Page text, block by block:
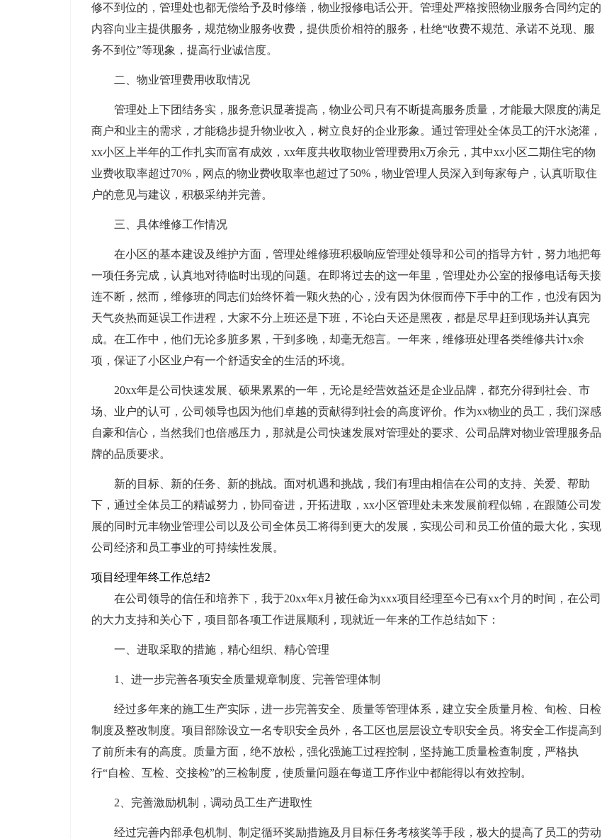
修不到位的，管理处也都无偿给予及时修缮，物业报修电话公开。管理处严格按照物业服务合同约定的
内容向业主提供服务，规范物业服务收费，提供质价相符的服务，杜绝“收费不规范、承诺不兑现、服
务不到位”等现象，提高行业诚信度。
二、物业管理费用收取情况
管理处上下团结务实，服务意识显著提高，物业公司只有不断提高服务质量，才能最大限度的满足
商户和业主的需求，才能稳步提升物业收入，树立良好的企业形象。通过管理处全体员工的汗水浇灌，
xx小区上半年的工作扎实而富有成效，xx年度共收取物业管理费用x万余元，其中xx小区二期住宅的物
业费收取率超过70%，网点的物业费收取率也超过了50%，物业管理人员深入到每家每户，认真听取住
户的意见与建议，积极采纳并完善。
三、具体维修工作情况
在小区的基本建设及维护方面，管理处维修班积极响应管理处领导和公司的指导方针，努力地把每
一项任务完成，认真地对待临时出现的问题。在即将过去的这一年里，管理处办公室的报修电话每天接
连不断，然而，维修班的同志们始终怀着一颗火热的心，没有因为休假而停下手中的工作，也没有因为
天气炎热而延误工作进程，大家不分上班还是下班，不论白天还是黑夜，都是尽早赶到现场并认真完
成。在工作中，他们无论多脏多累，干到多晚，却毫无怨言。一年来，维修班处理各类维修共计x余
项，保证了小区业户有一个舒适安全的生活的环境。
20xx年是公司快速发展、硕果累累的一年，无论是经营效益还是企业品牌，都充分得到社会、市
场、业户的认可，公司领导也因为他们卓越的贡献得到社会的高度评价。作为xx物业的员工，我们深感
自豪和信心，当然我们也倍感压力，那就是公司快速发展对管理处的要求、公司品牌对物业管理服务品
牌的品质要求。
新的目标、新的任务、新的挑战。面对机遇和挑战，我们有理由相信在公司的支持、关爱、帮助
下，通过全体员工的精诚努力，协同奋进，开拓进取，xx小区管理处未来发展前程似锦，在跟随公司发
展的同时元丰物业管理公司以及公司全体员工将得到更大的发展，实现公司和员工价值的最大化，实现
公司经济和员工事业的可持续性发展。
项目经理年终工作总结2
在公司领导的信任和培养下，我于20xx年x月被任命为xxx项目经理至今已有xx个月的时间，在公司
的大力支持和关心下，项目部各项工作进展顺利，现就近一年来的工作总结如下：
一、进取采取的措施，精心组织、精心管理
1、进一步完善各项安全质量规章制度、完善管理体制
经过多年来的施工生产实际，进一步完善安全、质量等管理体系，建立安全质量月检、旬检、日检
制度及整改制度。项目部除设立一名专职安全员外，各工区也层层设立专职安全员。将安全工作提高到
了前所未有的高度。质量方面，绝不放松，强化强施工过程控制，坚持施工质量检查制度，严格执
行“自检、互检、交接检”的三检制度，使质量问题在每道工序作业中都能得以有效控制。
2、完善激励机制，调动员工生产进取性
经过完善内部承包机制、制定循环奖励措施及月目标任务考核奖等手段，极大的提高了员工的劳动